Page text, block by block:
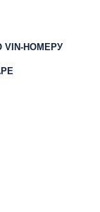
НОМЕРУ